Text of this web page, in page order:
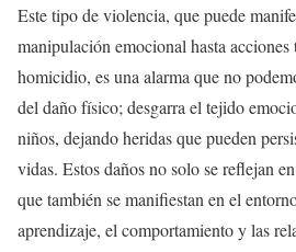
Este tipo de violencia, que puede
manipulación emocional hasta acciones
homicidio, es una alarma que no
del daño físico; desgarra el tejido
niños, dejando heridas que pueden
vidas. Estos daños no solo se reflejan
que también se manifiestan en el
aprendizaje, el comportamiento y las